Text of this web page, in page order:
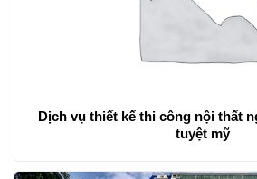
Dịch vụ thiết kế thi công nội thất
tuyệt mỹ